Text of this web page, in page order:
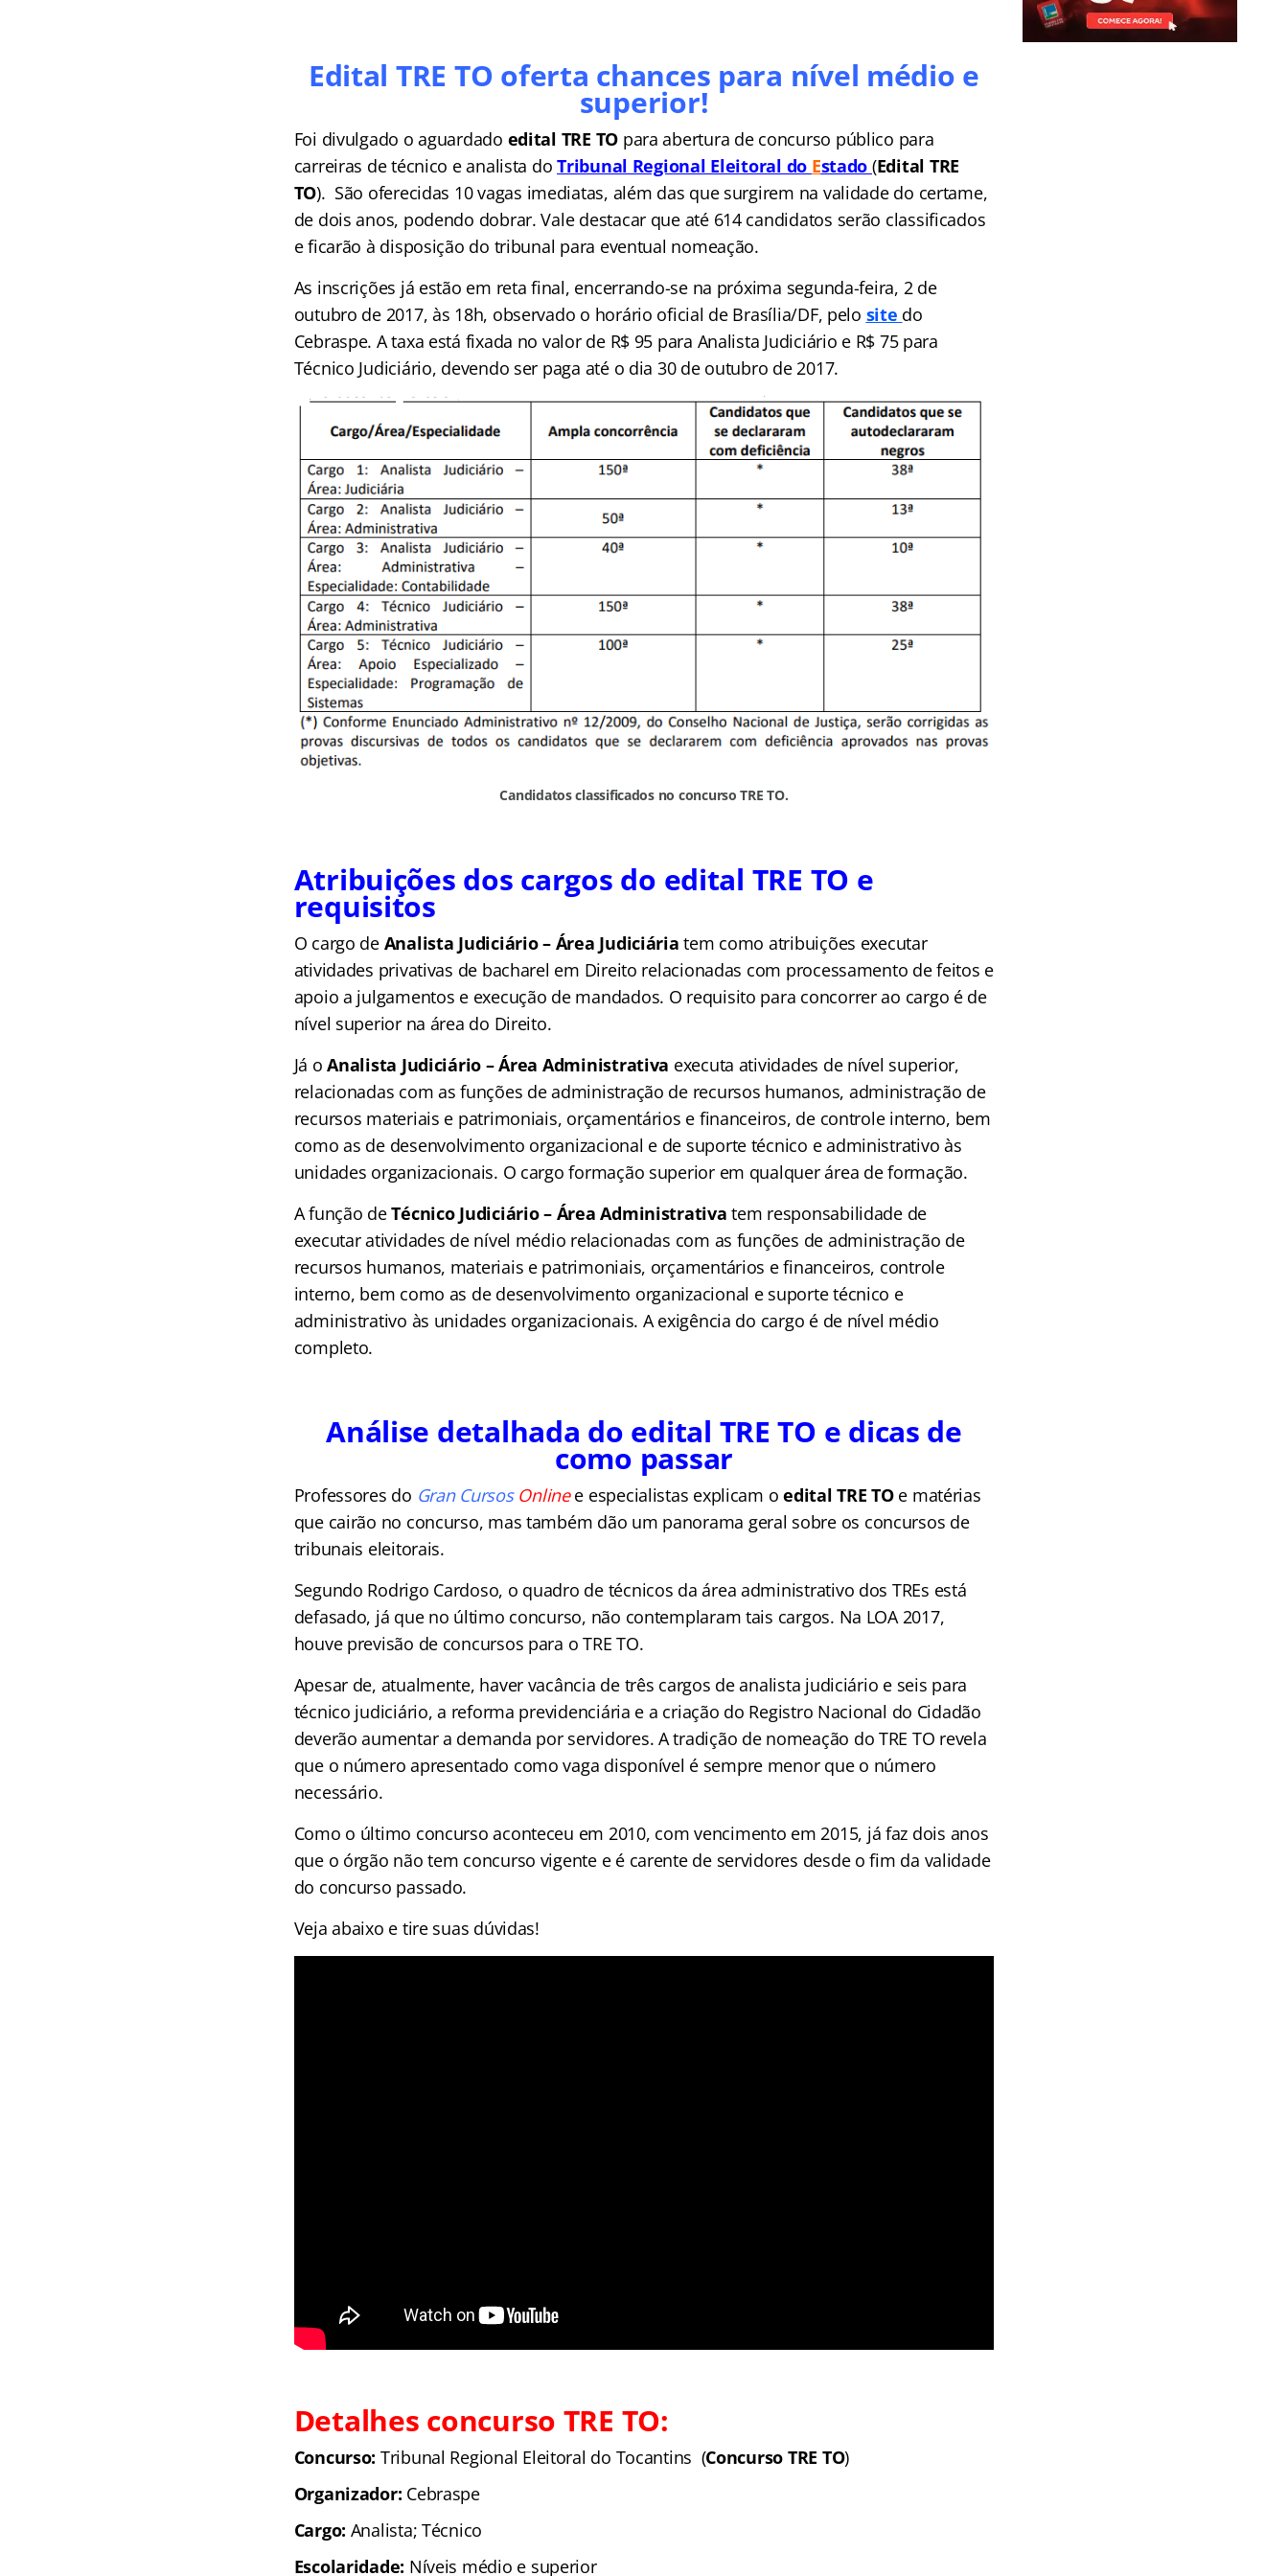
Edital TRE TO oferta chances para nível médio e
superior!
Foi divulgado o aguardado edital TRE TO para abertura de concurso público para
carreiras de técnico e analista do Tribunal Regional Eleitoral do Estado (Edital TRE
TO). São oferecidas 10 vagas imediatas, além das que surgirem na validade do certame,
de dois anos, podendo dobrar. Vale destacar que até 614 candidatos serão classificados
e ficarão à disposição do tribunal para eventual nomeação.
As inscrições já estão em reta final, encerrando-se na próxima segunda-feira, 2 de
outubro de 2017, às 18h, observado o horário oficial de Brasília/DF, pelo site do
Cebraspe. A taxa está fixada no valor de R$ 95 para Analista Judiciário e R$ 75 para
Técnico Judiciário, devendo ser paga até o dia 30 de outubro de 2017.
Candidatos classificados no concurso TRE TO.
Atribuições dos cargos do edital TRE TO e
requisitos
O cargo de Analista Judiciário – Área Judiciária tem como atribuições executar
atividades privativas de bacharel em Direito relacionadas com processamento de feitos e
apoio a julgamentos e execução de mandados. O requisito para concorrer ao cargo é de
nível superior na área do Direito.
Já oAnalista Judiciário – Área Administrativa executa atividades de nível superior,
relacionadas com as funções de administração de recursos humanos, administração de
recursos materiais e patrimoniais, orçamentários e financeiros, de controle interno, bem
como as de desenvolvimento organizacional e de suporte técnico e administrativo às
unidades organizacionais. O cargo formação superior em qualquer área de formação.
A função deTécnico Judiciário – Área Administrativa tem responsabilidade de
executar atividades de nível médio relacionadas com as funções de administração de
recursos humanos, materiais e patrimoniais, orçamentários e financeiros, controle
interno, bem como as de desenvolvimento organizacional e suporte técnico e
administrativo às unidades organizacionais. A exigência do cargo é de nível médio
completo.
Análise detalhada do edital TRE TO e dicas de
como passar
Professores do Gran Cursos Onlinee especialistas explicam oedital TRE TOe matérias
que cairão no concurso, mas também dão um panorama geral sobre os concursos de
tribunais eleitorais.
Segundo Rodrigo Cardoso, o quadro de técnicos da área administrativo dos TREs está
defasado, já que no último concurso, não contemplaram tais cargos. Na LOA 2017,
houve previsão de concursos para o TRE TO.
Apesar de, atualmente, haver vacância de três cargos de analista judiciário e seis para
técnico judiciário, a reforma previdenciária e a criação do Registro Nacional do Cidadão
deverão aumentar a demanda por servidores. A tradição de nomeação do TRE TO revela
que o número apresentado como vaga disponível é sempre menor que o número
necessário.
Como o último concurso aconteceu em 2010, com vencimento em 2015, já faz dois anos
que o órgão não tem concurso vigente e é carente de servidores desde o fim da validade
do concurso passado.
Veja abaixo e tire suas dúvidas!
Detalhes concurso TRE TO:
Concurso: Tribunal Regional Eleitoral do Tocantins (Concurso TRE TO)
Organizador: Cebraspe
Cargo: Analista; Técnico
Escolaridade: Níveis médio e superior